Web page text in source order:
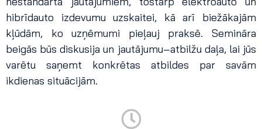
hibrīdauto izdevumu uzskaitei, kā arī biežākajām
kļūdām, ko uzņēmumi pieļauj praksē. Semināra
beigās būs diskusija un jautājumu–atbilžu daļa, lai jūs
varētu saņemt konkrētas atbildes par savām
ikdienas situācijām.